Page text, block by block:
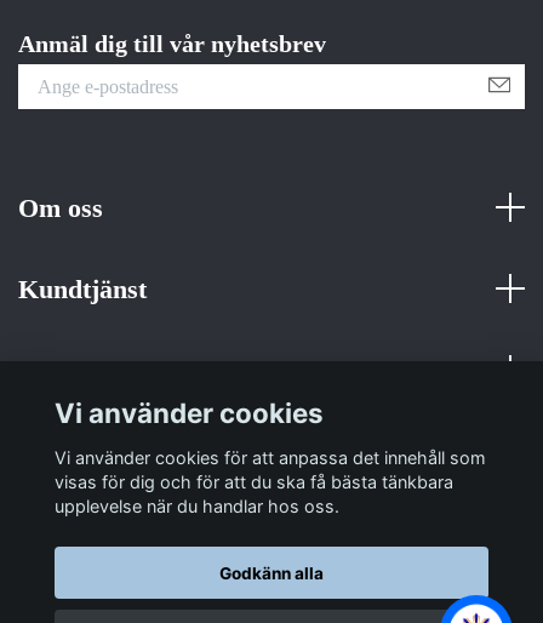
Anmäl dig till vår nyhetsbrev
Om oss
Kundtjänst
Sociala medier
Vi använder cookies
Vi använder cookies för att anpassa det innehåll som
visas för dig och för att du ska få bästa tänkbara
upplevelse när du handlar hos oss.
Godkänn alla